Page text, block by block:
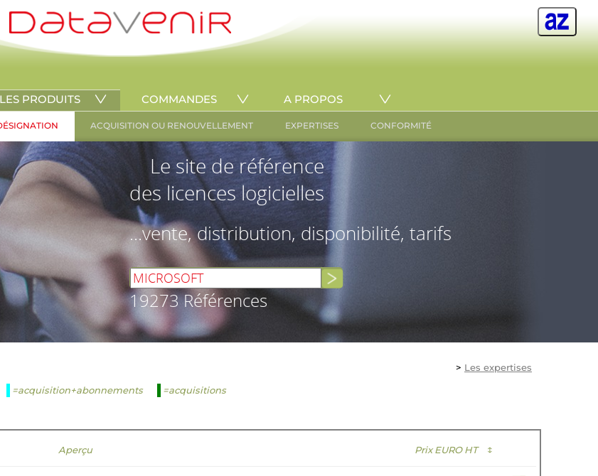
LES PRODUITS COMMANDES A PROPOS
ACQUISITION OU RENOUVELLEMENT EXPERTISES CONFORMITÉ
Le site de référence
des licences logicielles
...vente, distribution, disponibilité, tarifs
19273 Références
> Les expertises
=acquisition+abonnements
=acquisitions
Aperçu Prix EURO HT ↕